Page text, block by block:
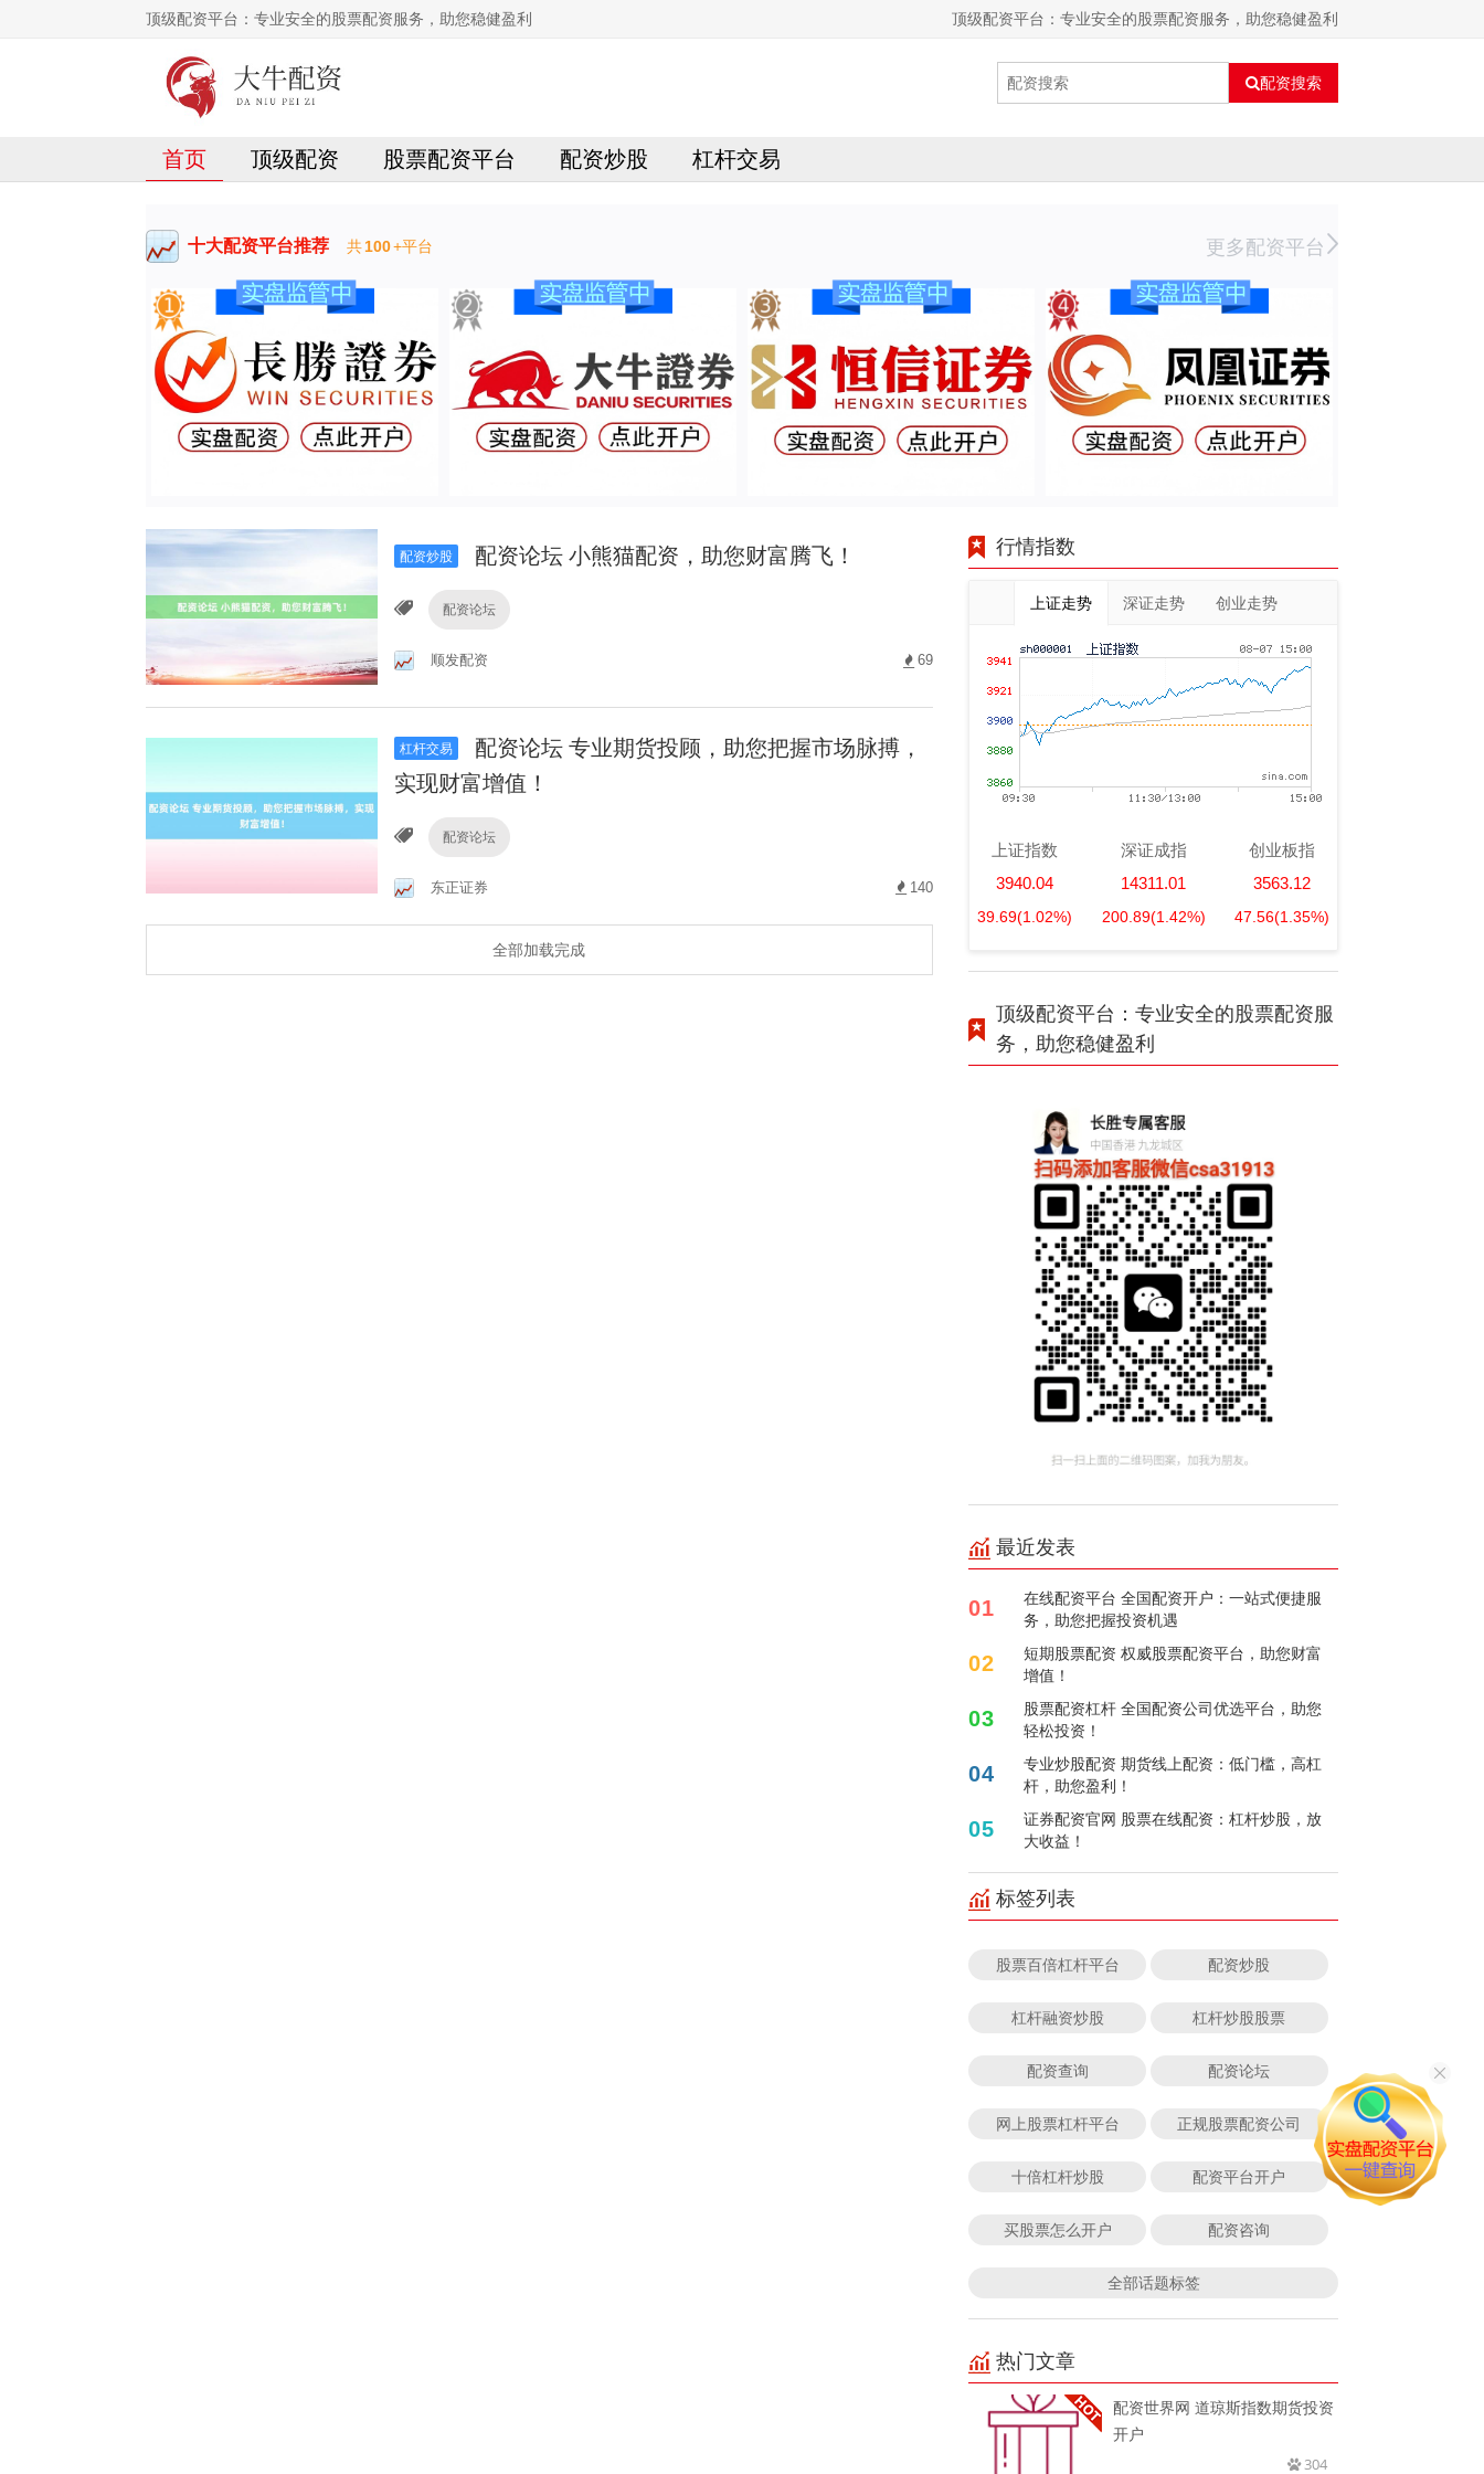
顶级配资平台：专业安全的股票配资服务，助您稳健盈利 顶级配资平台：专业安全的股票配资服务，助您稳健盈利
配资搜索
首页 顶级配资 股票配资平台 配资炒股 杠杆交易
十大配资平台推荐 共100+平台 更多配资平台
配资炒股 配资论坛 小熊猫配资，助您财富腾飞！
配资论坛
顺发配资 69
杠杆交易
配资论坛 专业期货投顾，助您把握市场脉搏，
实现财富增值！
配资论坛
东正证券 140
全部加载完成
行情指数
上证走势 深证走势 创业走势
上证指数
3940.04
39.69(1.02%)
深证成指
14311.01
200.89(1.42%)
创业板指
3563.12
47.56(1.35%)
顶级配资平台：专业安全的股票配资服
务，助您稳健盈利
最近发表
01
在线配资平台 全国配资开户：一站式便捷服
务，助您把握投资机遇
02
短期股票配资 权威股票配资平台，助您财富
增值！
03
股票配资杠杆 全国配资公司优选平台，助您
轻松投资！
04
专业炒股配资 期货线上配资：低门槛，高杠
杆，助您盈利！
05
证券配资官网 股票在线配资：杠杆炒股，放
大收益！
标签列表
股票百倍杠杆平台 配资炒股
杠杆融资炒股 杠杆炒股股票
配资查询 配资论坛
网上股票杠杆平台 正规股票配资公司
十倍杠杆炒股 配资平台开户
买股票怎么开户 配资咨询
全部话题标签
热门文章
配资世界网 道琼斯指数期货投资
开户
304